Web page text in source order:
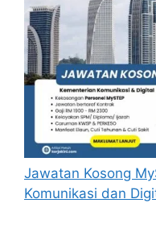
KEPUJIAN dalam
a. Bahasa Inggeris
b. Matematik
c. Sains
d. Fizik
e. Kimia
Syarat
Peringkat
Jawatan Kosong
Komunikasi dan